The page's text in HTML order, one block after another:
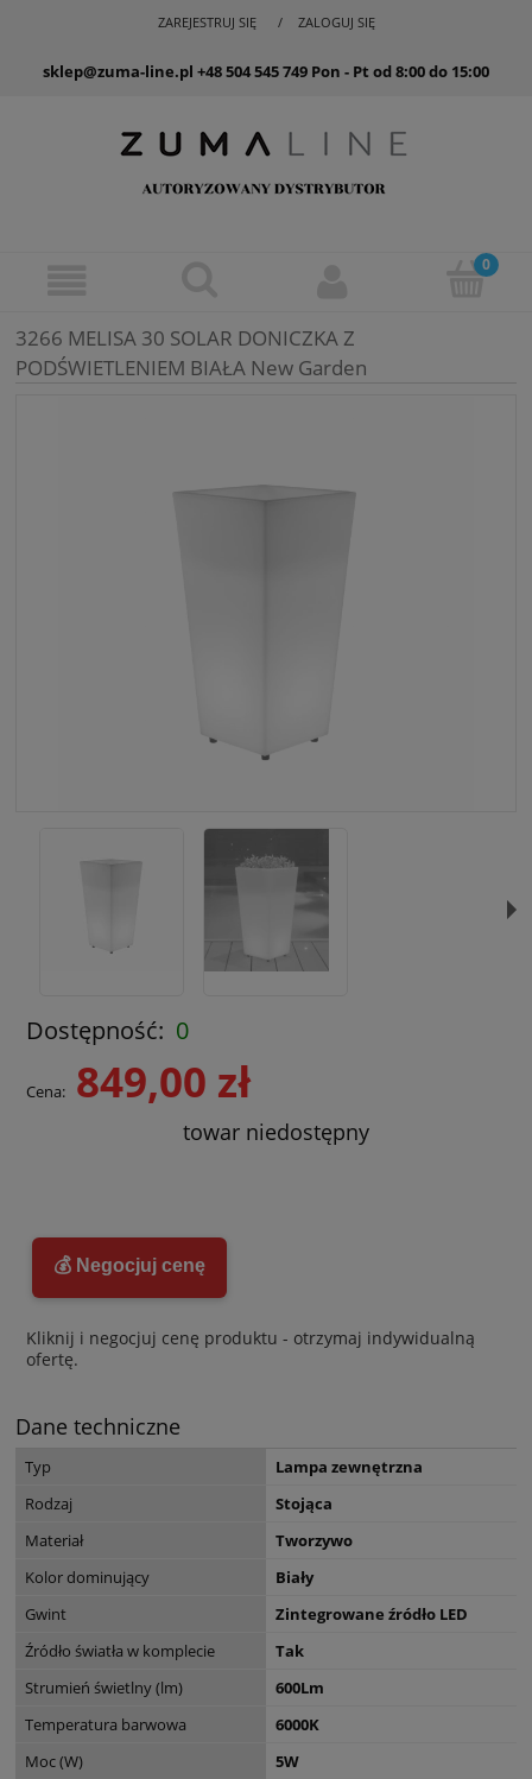
ZAREJESTRUJ SIĘ ZALOGUJ SIĘ
sklep@zuma-line.pl +48 504 545 749 Pon - Pt od 8:00 do 15:00
3266 MELISA 30 SOLAR DONICZKA Z
PODŚWIETLENIEM BIAŁA New Garden
Dostępność: 0
Cena: 849,00 zł
towar niedostępny
💰 Negocjuj cenę
Kliknij i negocjuj cenę produktu - otrzymaj indywidualną
ofertę.
Dane techniczne
Typ
Lampa zewnętrzna
Rodzaj
Stojąca
Materiał
Tworzywo
Kolor dominujący
Biały
Gwint
Zintegrowane źródło LED
Źródło światła w komplecie
Tak
Strumień świetlny (lm)
600Lm
Temperatura barwowa
6000K
Moc (W)
5W